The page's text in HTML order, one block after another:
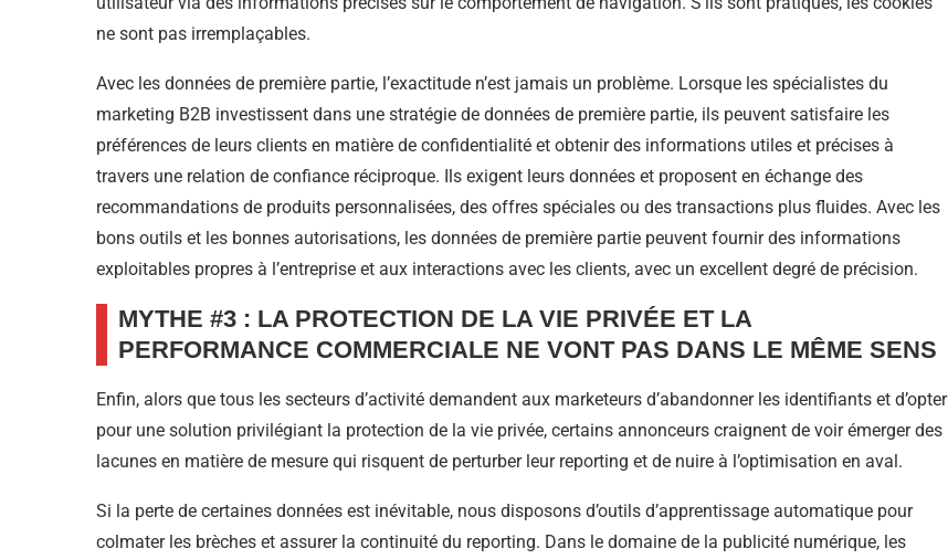
ne sont pas irremplaçables.
Avec les données de première partie, l’exactitude n’est jamais un problème. Lorsque les spécialistes du
marketing B2B investissent dans une stratégie de données de première partie, ils peuvent satisfaire les
préférences de leurs clients en matière de confidentialité et obtenir des informations utiles et précises à
travers une relation de confiance réciproque. Ils exigent leurs données et proposent en échange des
recommandations de produits personnalisées, des offres spéciales ou des transactions plus fluides. Avec les
bons outils et les bonnes autorisations, les données de première partie peuvent fournir des informations
exploitables propres à l’entreprise et aux interactions avec les clients, avec un excellent degré de précision.
MYTHE #3 : LA PROTECTION DE LA VIE PRIVÉE ET LA
PERFORMANCE COMMERCIALE NE VONT PAS DANS LE MÊME SENS
Enfin, alors que tous les secteurs d’activité demandent aux marketeurs d’abandonner les identifiants et d’opter
pour une solution privilégiant la protection de la vie privée, certains annonceurs craignent de voir émerger des
lacunes en matière de mesure qui risquent de perturber leur reporting et de nuire à l’optimisation en aval.
Si la perte de certaines données est inévitable, nous disposons d’outils d’apprentissage automatique pour
colmater les brèches et assurer la continuité du reporting. Dans le domaine de la publicité numérique, les